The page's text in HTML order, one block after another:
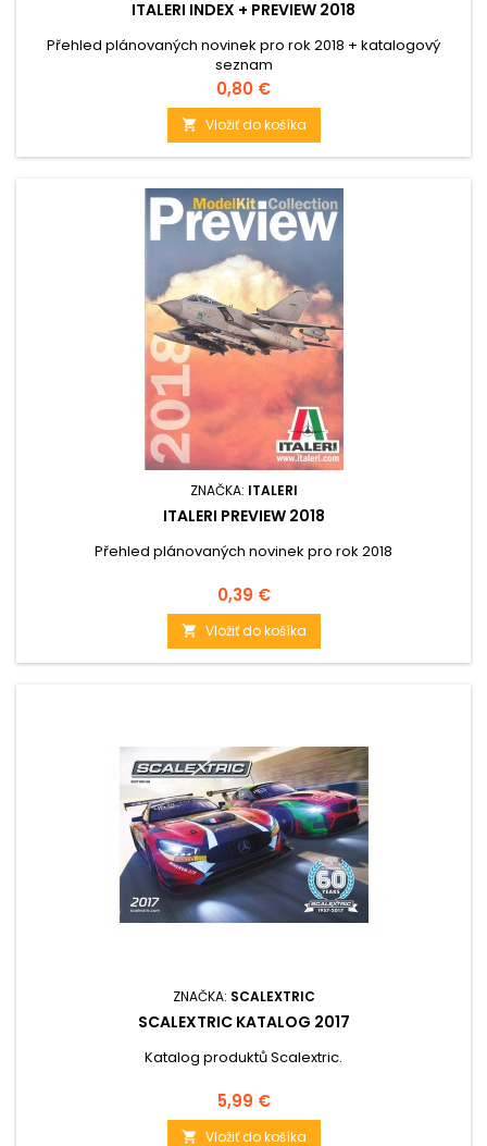
ITALERI INDEX + PREVIEW 2018
Přehled plánovaných novinek pro rok 2018 + katalogový
seznam
Cena
0,80 €
 Vložiť do košíka
ZNAČKA: ITALERI
ITALERI PREVIEW 2018
Přehled plánovaných novinek pro rok 2018
Cena
0,39 €
 Vložiť do košíka
ZNAČKA: SCALEXTRIC
SCALEXTRIC KATALOG 2017
Katalog produktů Scalextric.
Cena
5,99 €
 Vložiť do košíka